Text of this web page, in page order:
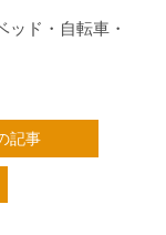
ド・自転車・
記事